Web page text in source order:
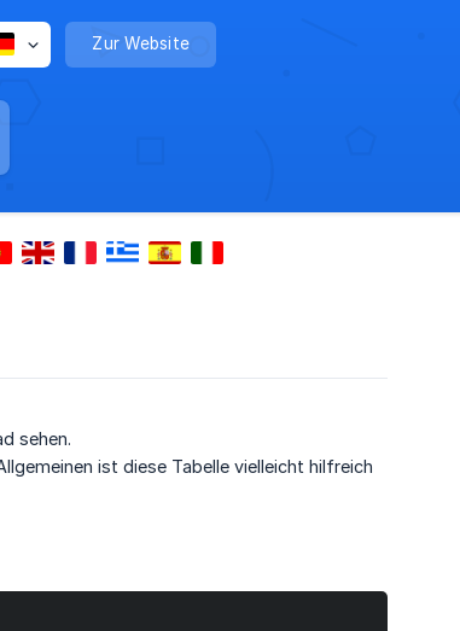
Zur Website
sehen.
ist diese Tabelle vielleicht hilfreich